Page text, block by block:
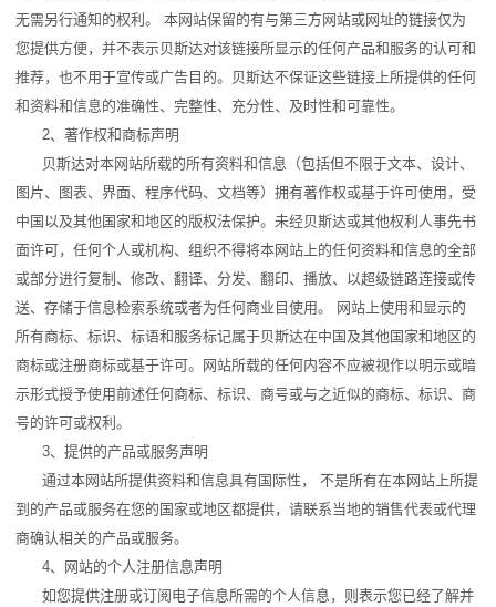
无需另行通知的权利。 本网站保留的有与第三方网站或网址的链接仅为
您提供方便，并不表示贝斯达对该链接所显示的任何产品和服务的认可和
推荐，也不用于宣传或广告目的。贝斯达不保证这些链接上所提供的任何
和资料和信息的准确性、完整性、充分性、及时性和可靠性。
2、著作权和商标声明
贝斯达对本网站所载的所有资料和信息（包括但不限于文本、设计、
图片、图表、界面、程序代码、文档等）拥有著作权或基于许可使用，受
中国以及其他国家和地区的版权法保护。未经贝斯达或其他权利人事先书
面许可，任何个人或机构、组织不得将本网站上的任何资料和信息的全部
或部分进行复制、修改、翻译、分发、翻印、播放、以超级链路连接或传
送、存储于信息检索系统或者为任何商业目使用。 网站上使用和显示的
所有商标、标识、标语和服务标记属于贝斯达在中国及其他国家和地区的
商标或注册商标或基于许可。网站所载的任何内容不应被视作以明示或暗
示形式授予使用前述任何商标、标识、商号或与之近似的商标、标识、商
号的许可或权利。
3、提供的产品或服务声明
通过本网站所提供资料和信息具有国际性， 不是所有在本网站上所提
到的产品或服务在您的国家或地区都提供，请联系当地的销售代表或代理
商确认相关的产品或服务。
4、网站的个人注册信息声明
如您提供注册或订阅电子信息所需的个人信息，则表示您已经了解并